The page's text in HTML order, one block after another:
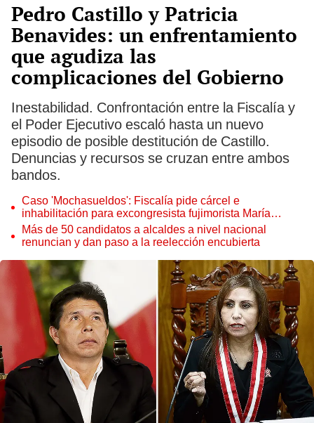
Pedro Castillo y Patricia
Benavides: un enfrentamiento
que agudiza las
complicaciones del Gobierno
Inestabilidad. Confrontación entre la Fiscalía y
el Poder Ejecutivo escaló hasta un nuevo
episodio de posible destitución de Castillo.
Denuncias y recursos se cruzan entre ambos
bandos.
Caso 'Mochasueldos': Fiscalía pide cárcel e
inhabilitación para excongresista fujimorista María
Cordero Jon Tay
Más de 50 candidatos a alcaldes a nivel nacional
renuncian y dan paso a la reelección encubierta